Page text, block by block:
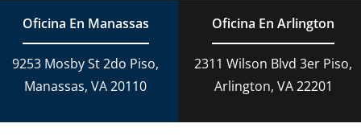
Oficina En Manassas
9253 Mosby St 2do Piso,
Manassas, VA 20110
Oficina En Arlington
2311 Wilson Blvd 3er Piso,
Arlington, VA 22201